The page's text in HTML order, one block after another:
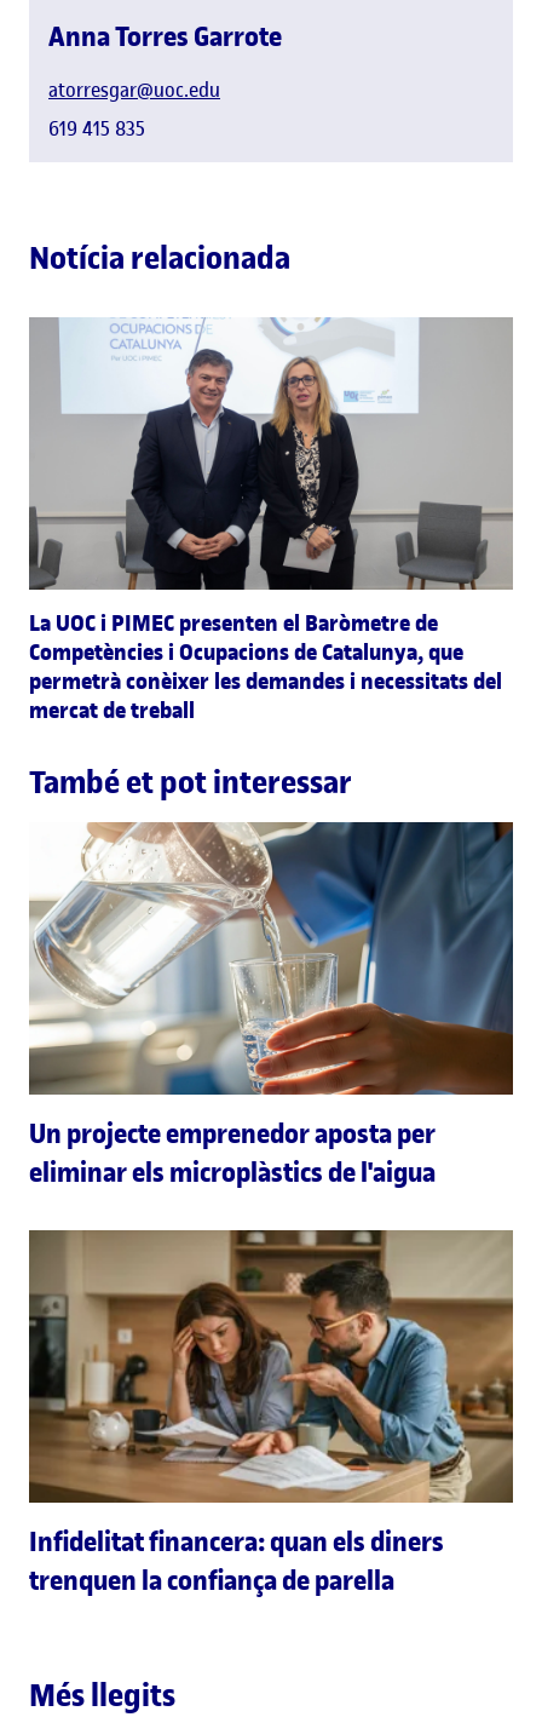
Anna Torres Garrote
atorresgar@uoc.edu
619 415 835
Notícia relacionada
La UOC i PIMEC presenten el Baròmetre de
Competències i Ocupacions de Catalunya, que
permetrà conèixer les demandes i necessitats del
mercat de treball
També et pot interessar
Un projecte emprenedor aposta per
eliminar els microplàstics de l'aigua
Infidelitat financera: quan els diners
trenquen la confiança de parella
Més llegits